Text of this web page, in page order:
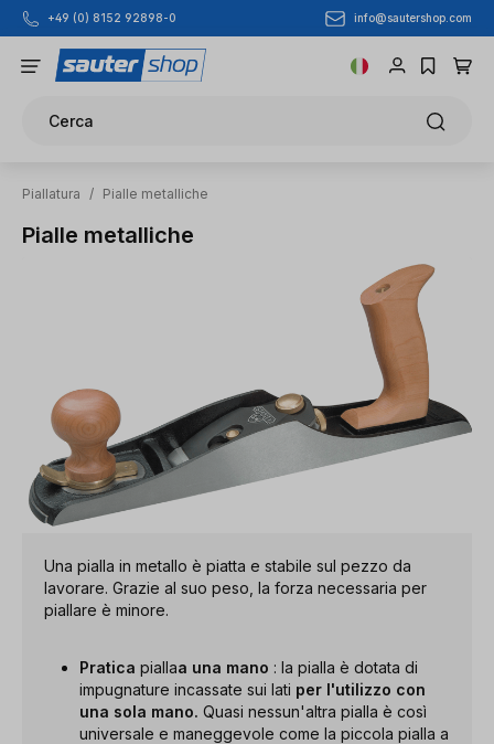
Passa al contenuto principale
+49 (0) 8152 92898-0 info@sautershop.com
Cerca
Piallatura / Pialle metalliche
Pialle metalliche
Una pialla in metallo è piatta e stabile sul pezzo da
lavorare. Grazie al suo peso, la forza necessaria per
piallare è minore.
Pratica piallaa una mano : la pialla è dotata di
impugnature incassate sui lati per l'utilizzo con
una sola mano. Quasi nessun'altra pialla è così
universale e maneggevole come la piccola pialla a